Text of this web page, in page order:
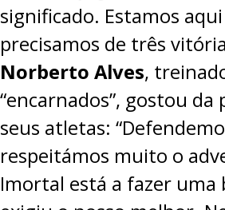
significado. Estamos
precisamos de três
Norberto Alves,
“encarnados”, gostou da
seus atletas:
respeitámos muito o
Imortal está a fazer uma